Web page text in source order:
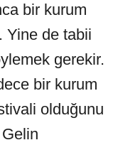
bir kurum
Yine de tabii
gerekir.
bir kurum
olduğunu